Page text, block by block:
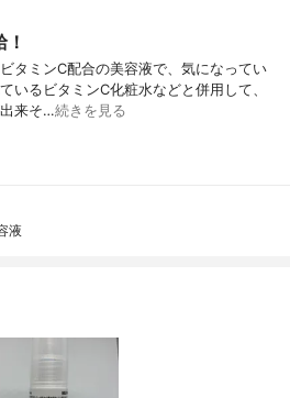
タミンC配合の美容液で、気になってい
いるビタミンC化粧水などと併用して、
来そ…続きを見る
液